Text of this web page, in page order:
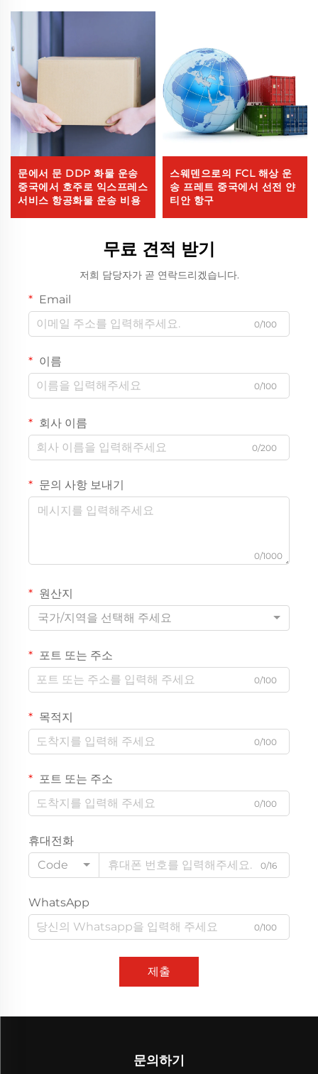
문에서 문 DDP 화물 운송
중국에서 호주로 익스프레스
서비스 항공화물 운송 비용
스웨덴으로의 FCL 해상 운
송 프레트 중국에서 선전 얀
티안 항구
무료 견적 받기
저희 담당자가 곧 연락드리겠습니다.
Email
0/100
이름
0/100
회사 이름
0/200
문의 사항 보내기
0/1000
원산지
국가/지역을 선택해 주세요
포트 또는 주소
0/100
목적지
0/100
포트 또는 주소
0/100
휴대전화
Code
0/16
WhatsApp
0/100
제출
문의하기